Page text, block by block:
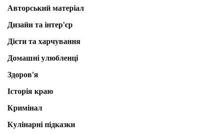
Авторський матеріал
Дизайн та інтер'єр
Дієти та харчування
Домашні улюбленці
Здоров'я
Історія краю
Кримінал
Кулінарні підказки